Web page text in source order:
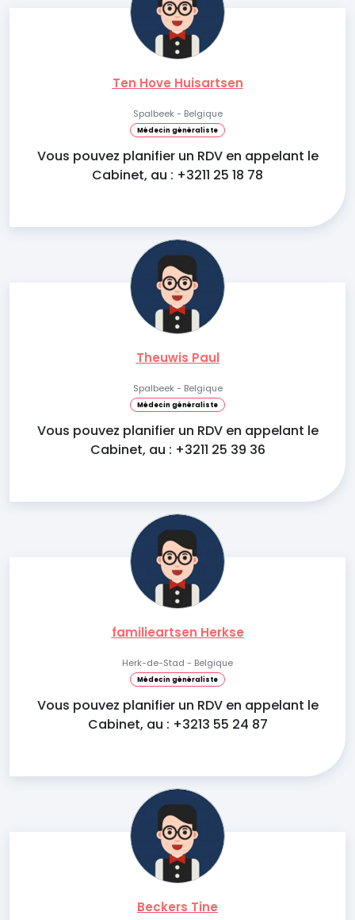
Ten Hove Huisartsen
Spalbeek - Belgique
Médecin généraliste
Vous pouvez planifier un RDV en appelant le
Cabinet, au : +3211 25 18 78
Theuwis Paul
Spalbeek - Belgique
Médecin généraliste
Vous pouvez planifier un RDV en appelant le
Cabinet, au : +3211 25 39 36
familieartsen Herkse
Herk-de-Stad - Belgique
Médecin généraliste
Vous pouvez planifier un RDV en appelant le
Cabinet, au : +3213 55 24 87
Beckers Tine